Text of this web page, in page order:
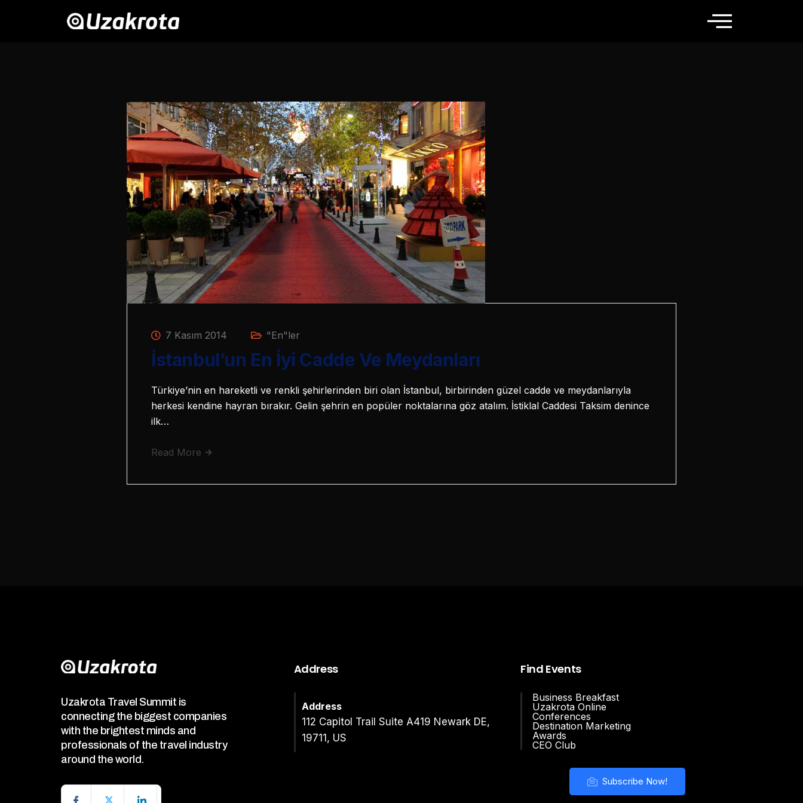
7 Kasım 2014 "En"ler
İstanbul’un En İyi Cadde Ve Meydanları
Türkiye’nin en hareketli ve renkli şehirlerinden biri olan İstanbul, birbirinden güzel cadde ve meydanlarıyla
herkesi kendine hayran bırakır. Gelin şehrin en popüler noktalarına göz atalım. İstiklal Caddesi Taksim denince
ilk…
Read More
Uzakrota Travel Summit is
connecting the biggest companies
with the brightest minds and
professionals of the travel industry
around the world.
Address
Address
112 Capitol Trail Suite A419 Newark DE,
19711, US
Find Events
Business Breakfast
Uzakrota Online
Conferences
Destination Marketing
Awards
CEO Club
Subscribe Now!